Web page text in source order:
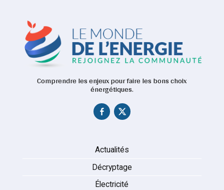
Comprendre les enjeux pour faire les bons choix
énergétiques.
Actualités
Décryptage
Électricité